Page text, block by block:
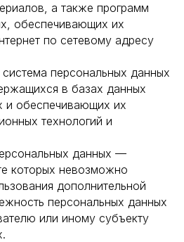
а также программ
обеспечивающих их
по сетевому адресу
персональных данных
в базах данных
и обеспечивающих их
технологий и
данных —
которых невозможно
дополнительной
персональных данных
или иному субъекту